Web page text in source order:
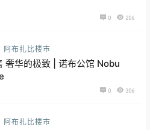
0 206
阿布扎比楼市
奢华的极致 | 诺布公馆 Nobu
0 306
阿布扎比楼市